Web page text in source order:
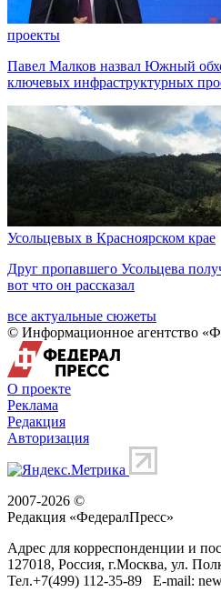
проекты
Павел Малков назвал Южный
ключевых инфраструктурных
Усольцевых в Красноярском крае
Друг пропавшего Усольцева
вот что он рассказал
все актуальные сюжеты
© Информационное агентство
О проекте
Реклама
Редакция
Авторизация
2007-2026 ©
Редакция «ФедералПресс»
Адрес для корреспонденции и
127018, Россия, г.Москва, ул.
Тел.+7(499) 112-35-89 E-mail: